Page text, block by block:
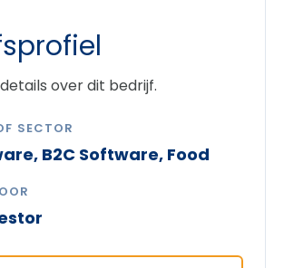
over dit bedrijf.
SECTOR
B2C Software, Food